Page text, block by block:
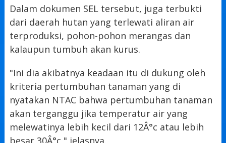
Dalam dokumen SEL tersebut, juga terbukti
dari daerah hutan yang terlewati aliran air
terproduksi, pohon-pohon merangas dan
kalaupun tumbuh akan kurus.
"Ini dia akibatnya keadaan itu di dukung oleh
kriteria pertumbuhan tanaman yang di
nyatakan NTAC bahwa pertumbuhan tanaman
akan terganggu jika temperatur air yang
melewatinya lebih kecil dari 12Â°c atau lebih
besar 30Â°c," jelasnya.